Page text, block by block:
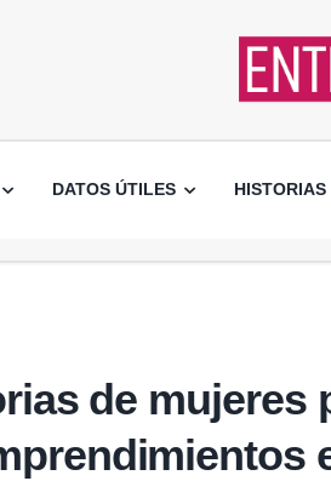
DATOS ÚTILES HISTORIAS
de mujeres